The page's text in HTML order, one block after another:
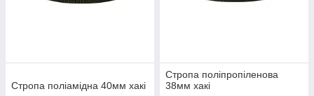
Стропа поліамідна 40мм хакі
Стропа поліпропіленова
38мм хакі